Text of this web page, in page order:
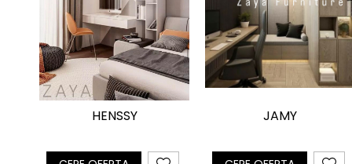
HENSSY JAMY